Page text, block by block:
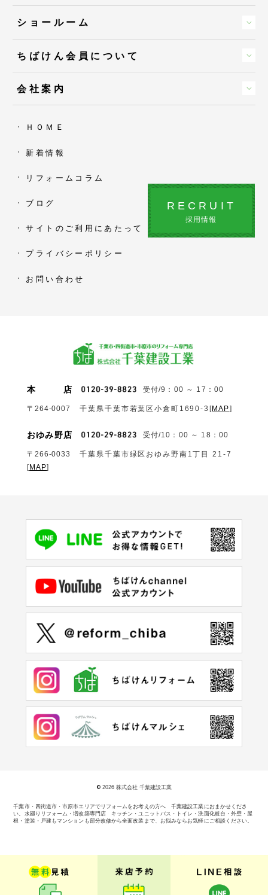
ショールーム
ちばけん会員について
会社案内
ＨＯＭＥ
新着情報
リフォームコラム
ブログ
サイトのご利用にあたって
プライバシーポリシー
お問い合わせ
RECRUIT
採用情報
本 店 受付/9：00 ～ 17：00
〒264-0007 千葉県千葉市若葉区小倉町1690‐3 [MAP]
おゆみ野店 受付/10：00 ～ 18：00
〒266-0033
千葉県千葉市緑区おゆみ野南1丁目 21-7
[MAP]
千葉市・四街道市・市原市エリアでリフォームをお考えの方へ 千葉建設工業におまかせくださ
い。 水廻りリフォーム・増改築専門店 キッチン・ユニットバス・トイレ・洗面化粧台・外壁・屋
根・塗装・戸建もマンションも部分改修から全面改装まで、お悩みならお気軽にご相談ください。
© 2026 株式会社 千葉建設工業